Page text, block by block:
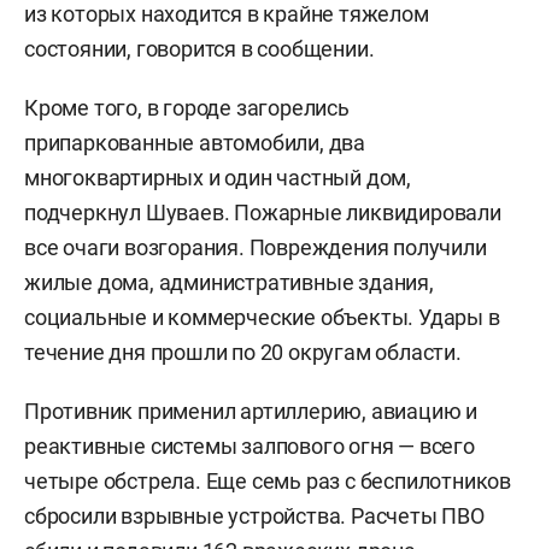
из которых находится в крайне тяжелом
состоянии, говорится в сообщении.
Кроме того, в городе загорелись
припаркованные автомобили, два
многоквартирных и один частный дом,
подчеркнул Шуваев. Пожарные ликвидировали
все очаги возгорания. Повреждения получили
жилые дома, административные здания,
социальные и коммерческие объекты. Удары в
течение дня прошли по 20 округам области.
Противник применил артиллерию, авиацию и
реактивные системы залпового огня — всего
четыре обстрела. Еще семь раз с беспилотников
сбросили взрывные устройства. Расчеты ПВО